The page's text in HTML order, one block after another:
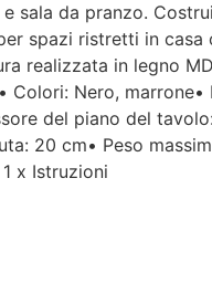
mi
clienti molto
è
orarie
mio caso, la
è stata
sala da pranzo.
spazi ristretti in casa
realizzata in legno
Nero,
del piano del
20 cm• Peso
x Istruzioni